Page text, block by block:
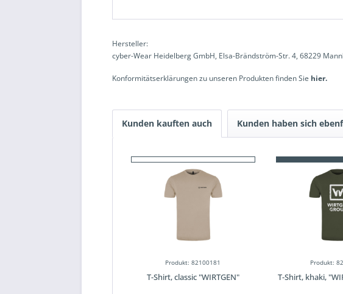
Hersteller:
cyber-Wear Heidelberg GmbH, Elsa-Brändström-Str. 4, 68229
Konformitätserklärungen zu unseren Produkten finden Sie hier.
Kunden kauften auch Kunden haben sich
Produkt: 82100181
T-Shirt, classic "WIRTGEN"
Produkt:
T-Shirt, khaki,